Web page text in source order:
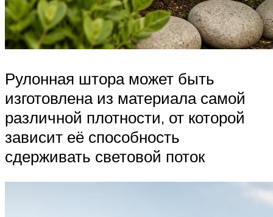
Рулонная штора может быть
изготовлена из материала самой
различной плотности, от которой
зависит её способность
сдерживать световой поток